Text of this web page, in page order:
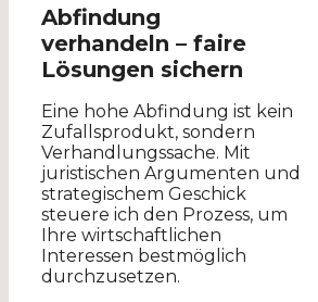
Abfindung
verhandeln – faire
Lösungen sichern
Eine hohe Abfindung ist kein
Zufallsprodukt, sondern
Verhandlungssache. Mit
juristischen Argumenten und
strategischem Geschick
steuere ich den Prozess, um
Ihre wirtschaftlichen
Interessen bestmöglich
durchzusetzen.